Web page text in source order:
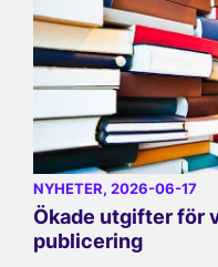
NYHETER, 2026-06-17
Ökade utgifter för
publicering